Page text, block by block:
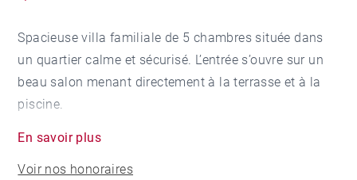
Spacieuse villa familiale de 5 chambres située dans
un quartier calme et sécurisé. L’entrée s’ouvre sur un
beau salon menant directement à la terrasse et à la
piscine.
Sur la droite, une cuisine ouverte entièrement équipée
et baignée de lumière. Sur la gauche, l’aile nuit
En savoir plus
Voir nos honoraires